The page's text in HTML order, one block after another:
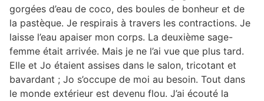
gorgées d’eau de coco, des boules de bonheur et de
la pastèque. Je respirais à travers les contractions. Je
laisse l’eau apaiser mon corps. La deuxième sage-
femme était arrivée. Mais je ne l’ai vue que plus tard.
Elle et Jo étaient assises dans le salon, tricotant et
bavardant ; Jo s’occupe de moi au besoin. Tout dans
le monde extérieur est devenu flou. J’ai écouté la